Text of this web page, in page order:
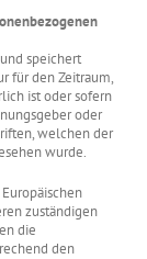
speichert
für den Zeitraum,
ist oder sofern
oder
welchen der
wurde.
zuständigen
die
den